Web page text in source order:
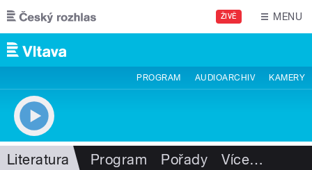
Přejít k hlavnímu obsahu
ŽIVĚ MENU
PROGRAM AUDIOARCHIV KAMERY
Literatura Program Pořady Více…